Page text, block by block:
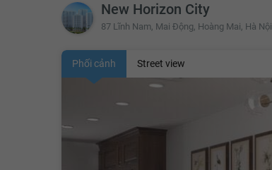
New Horizon City
87 Lĩnh Nam, Mai Động, Hoàng Mai, Hà Nội
Phối cảnh Street view